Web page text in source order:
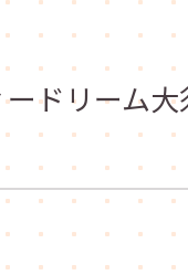
ードリーム